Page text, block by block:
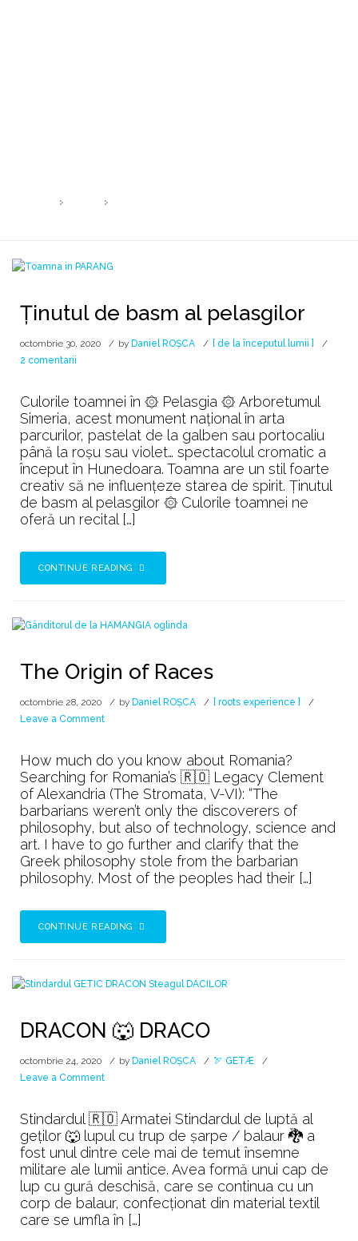
Ținutul de basm al pelasgilor
octombrie 30, 2020 by Daniel ROȘCA
[ de la începutul lumii ]
2 comentarii
basm
al
pelasgilor
Culorile toamnei în ۞ Pelasgia ۞ Arboretumul
Simeria, acest monument național în arta
parcurilor, pastelat de la galben sau portocaliu
până la roșu sau violet… spectacolul cromatic a
început în Hunedoara. Toamna are un stil foarte
creativ să ne influențeze starea de spirit. Ținutul
de basm al pelasgilor ۞ Culorile toamnei ne
oferă un recital […]
CONTINUE READING
The Origin of Races
octombrie 28, 2020 by Daniel ROȘCA
[ roots experience ]
Leave a Commenton
of
Races
How much do you know about Romania?
Searching for Romania’s 🇷🇴 Legacy Clement
of Alexandria (The Stromata, V-VI): “The
barbarians weren’t only the discoverers of
philosophy, but also of technology, science and
art. I have to go further and clarify that the
Greek philosophy stole from the barbarian
philosophy. Most of the peoples had their […]
CONTINUE READING
DRACON 🐺 DRACO
octombrie 24, 2020 by Daniel ROȘCA
🏹 GETÆ
Leave a Commenton
🐺
DRACO
Stindardul 🇷🇴 Armatei Stindardul de luptă al
geților 🐺 lupul cu trup de șarpe / balaur 🐉 a
fost unul dintre cele mai de temut însemne
militare ale lumii antice. Avea formă unui cap de
lup cu gură deschisă, care se continua cu un
corp de balaur, confecționat din material textil
care se umfla în […]